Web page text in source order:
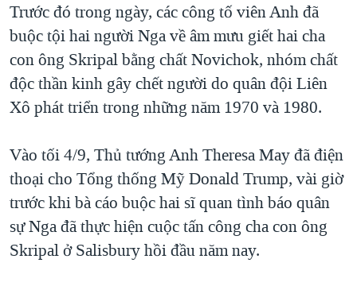
NGƯ DÂN VIỆT VÀ LÀN SÓNG TRỘM HẢI SÂM
BÊN KIA QUỐC LỘ: TIẾNG VỌNG TỪ NÔNG THÔN MỸ
QUAN HỆ VIỆT MỸ
Trước đó trong ngày, các công tố viên Anh đã
buộc tội hai người Nga về âm mưu giết hai cha
con ông Skripal bằng chất Novichok, nhóm chất
độc thần kinh gây chết người do quân đội Liên
Xô phát triển trong những năm 1970 và 1980.
Vào tối 4/9, Thủ tướng Anh Theresa May đã điện
thoại cho Tổng thống Mỹ Donald Trump, vài giờ
trước khi bà cáo buộc hai sĩ quan tình báo quân
sự Nga đã thực hiện cuộc tấn công cha con ông
Skripal ở Salisbury hồi đầu năm nay.